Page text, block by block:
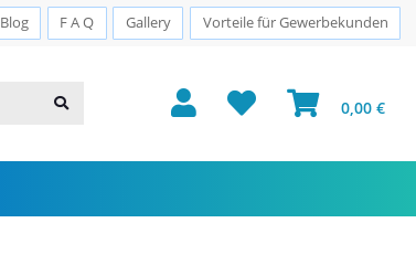
Blog F A Q Gallery Vorteile für Gewerbekunden
Sichere Zahlung · PayPal · Klarna
0,00 €